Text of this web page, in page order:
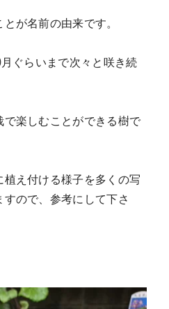
が名前の由来です。
ぐらいまで次々と咲き続
楽しむことができる樹で
え付ける様子を多くの写
ので、参考にして下さ